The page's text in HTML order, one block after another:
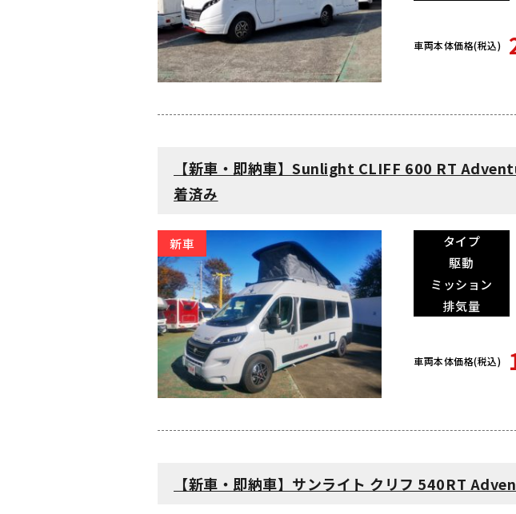
車両本体価格(税込)
【新車・即納車】Sunlight CLIFF 600 RT
着済み
新車 タイプ
駆動
ミッション
排気量
車両本体価格(税込)
【新車・即納車】サンライト クリフ 540RT